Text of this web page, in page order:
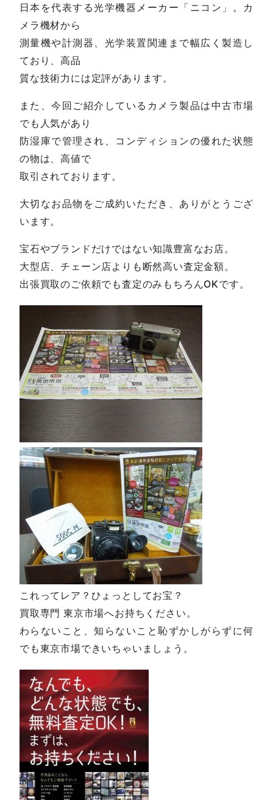
日本を代表する光学機器メーカー「ニコン」。カ
メラ機材から
測量機や計測器、光学装置関連まで幅広く製造し
ており、高品
質な技術力には定評があります。
また、今回ご紹介しているカメラ製品は中古市場
でも人気があり
防湿庫で管理され、コンディションの優れた状態
の物は、高値で
取引されております。
大切なお品物をご成約いただき、ありがとうござ
います。
宝石やブランドだけではない知識豊富なお店。
大型店、チェーン店よりも断然高い査定金額。
出張買取のご依頼でも査定のみもちろんOKです。
これってレア？ひょっとしてお宝？
買取専門 東京市場へお持ちください。
わらないこと、知らないこと恥ずかしがらずに何
でも東京市場できいちゃいましょう。